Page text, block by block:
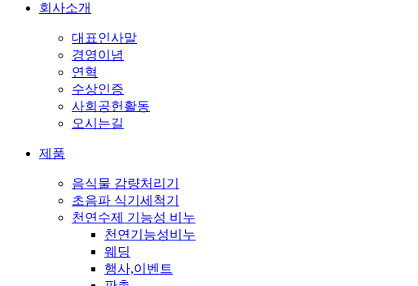
회사소개
대표인사말
경영이념
연혁
수상인증
사회공헌활동
오시는길
제품
음식물 감량처리기
초음파 식기세척기
천연수제 기능성 비누
천연기능성비누
웨딩
행사,이벤트